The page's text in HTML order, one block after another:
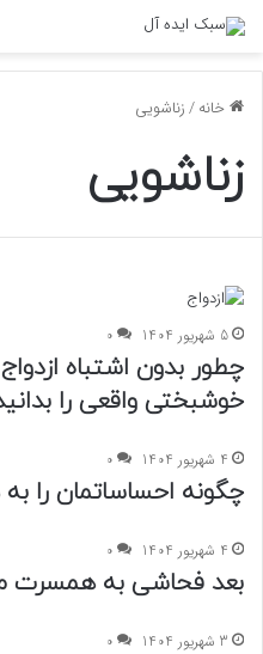
خانه/زناشویی
زناشویی
5 شهریور 1404 0
چطور بدون اشتباه
خوشبختی واقعی را
4 شهریور 1404 0
چگونه احساساتمان را
4 شهریور 1404 0
بعد فحاشی به همسرت
3 شهریور 1404 0